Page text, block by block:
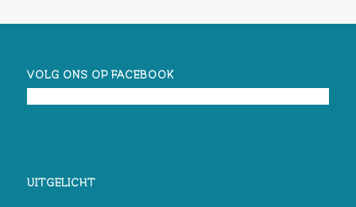
VOLG ONS OP FACEBOOK
UITGELICHT